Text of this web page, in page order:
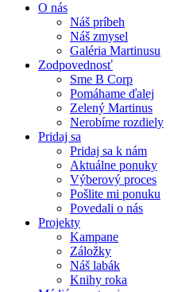
O nás
Náš príbeh
Náš zmysel
Galéria Martinusu
Zodpovednosť
Sme B Corp
Pomáhame ďalej
Zelený Martinus
Nerobíme rozdiely
Pridaj sa
Pridaj sa k nám
Aktuálne ponuky
Výberový proces
Pošlite mi ponuku
Povedali o nás
Projekty
Kampane
Záložky
Náš labák
Knihy roka